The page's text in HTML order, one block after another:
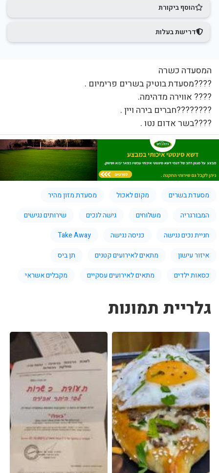
הוסף ביקורת
דרישת בעלות
המסעדה כשרה
????מסעדת בוטיק בשרים פרימיום .
???? אווירה מדהימה.
????????חברים בירה ויין .
????בשר אדום נטו .
מסעדת בשרים מקום לאכול
מסעדת מזון מהיר
המבורגריה
משלוחים גישה לנכים
שירותים נגישים
חניית נכים נגישה
כניסה נגישה
Take Away
איזור עישון
מתאים לאירועים קטנים
תן ביס
כסאות ילדים
מתאים לאירועים עסקיים מקבלים אשראי
גלריית תמונות